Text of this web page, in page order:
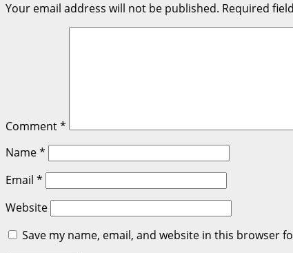
Your email address will not be published. Required
Comment*
Name*
Email *
Website
Save my name, email, and website in this browser